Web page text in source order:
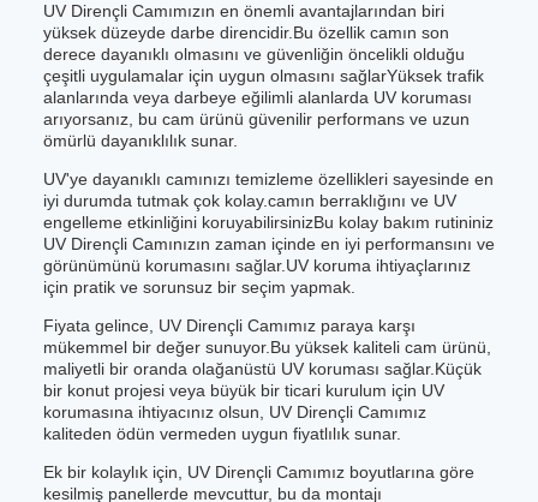
UV Dirençli Camımızın en önemli avantajlarından biri
yüksek düzeyde darbe direncidir.Bu özellik camın son
derece dayanıklı olmasını ve güvenliğin öncelikli olduğu
çeşitli uygulamalar için uygun olmasını sağlarYüksek trafik
alanlarında veya darbeye eğilimli alanlarda UV koruması
arıyorsanız, bu cam ürünü güvenilir performans ve uzun
ömürlü dayanıklılık sunar.
UV'ye dayanıklı camınızı temizleme özellikleri sayesinde en
iyi durumda tutmak çok kolay.camın berraklığını ve UV
engelleme etkinliğini koruyabilirsinizBu kolay bakım rutininiz
UV Dirençli Camınızın zaman içinde en iyi performansını ve
görünümünü korumasını sağlar.UV koruma ihtiyaçlarınız
için pratik ve sorunsuz bir seçim yapmak.
Fiyata gelince, UV Dirençli Camımız paraya karşı
mükemmel bir değer sunuyor.Bu yüksek kaliteli cam ürünü,
maliyetli bir oranda olağanüstü UV koruması sağlar.Küçük
bir konut projesi veya büyük bir ticari kurulum için UV
korumasına ihtiyacınız olsun, UV Dirençli Camımız
kaliteden ödün vermeden uygun fiyatlılık sunar.
Ek bir kolaylık için, UV Dirençli Camımız boyutlarına göre
kesilmiş panellerde mevcuttur, bu da montajı